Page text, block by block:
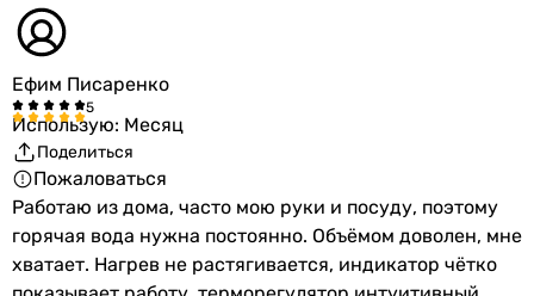
Ефим Писаренко
Использую: Месяц
Поделиться
Пожаловаться
Работаю из дома, часто мою руки и посуду, поэтому
горячая вода нужна постоянно. Объёмом доволен, мне
хватает. Нагрев не растягивается, индикатор чётко